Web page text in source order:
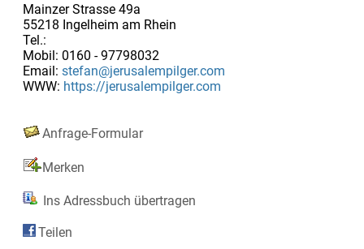
Mainzer Strasse 49a
55218 Ingelheim am Rhein
Tel.:
Mobil: 0160 - 97798032
Email: stefan@jerusalempilger.com
WWW: https://jerusalempilger.com
Anfrage-Formular
Merken
Ins Adressbuch übertragen
Teilen